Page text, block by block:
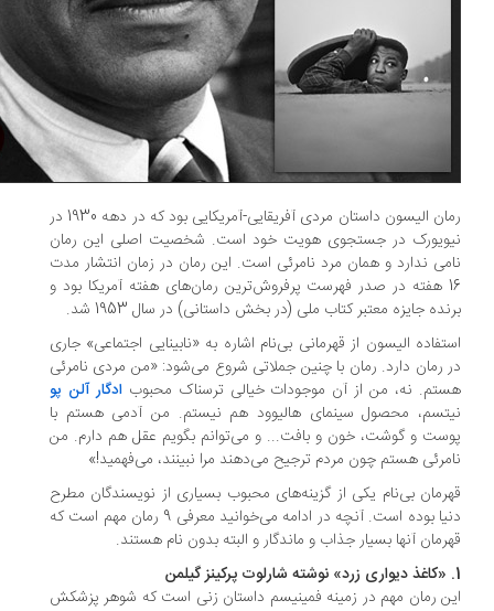
رمان الیسون داستان مردی آفریقایی-آمریکایی بود که در دهه 1930 در
در جستجوی هویت خود است. شخصیت اصلی این رمان
ندارد و همان مرد نامرئی است. این رمان در زمان انتشار مدت
16 هفته در صدر فهرست پرفروش‌ترین رمان‌های هفته آمریکا بود و
جایزه معتبر کتاب ملی (در بخش داستانی) در سال 1953 شد.
الیسون از قهرمانی بی‌نام اشاره به «نابینایی اجتماعی» جاری
رمان دارد. رمان با چنین جملاتی شروع می‌شود: «من مردی نامرئی
نه، من از آن موجودات خیالی ترسناک محبوبادگار آلن پو
محصول سینمای هالیوود هم نیستم. من آدمی هستم با
و گوشت، خون و بافت... و می‌توانم بگویم عقل هم دارم. من
هستم چون مردم ترجیح می‌دهند مرا نبینند، می‌فهمید!»
بی‌نام یکی از گزینه‌های محبوب بسیاری از نویسندگان مطرح
دنیا بوده است. آنچه در ادامه می‌خوانید معرفی 9 رمان مهم است که
آنها بسیار جذاب و ماندگار و البته بدون نام هستند.
رمان مهم در زمینه فمینیسم داستان زنی است که شوهر پزشکش